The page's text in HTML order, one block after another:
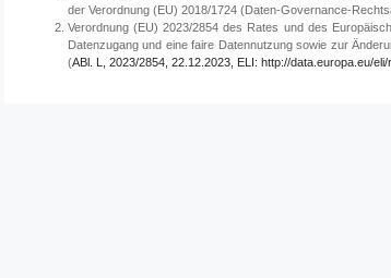
der Verordnung (EU) 2018/1724 (Daten-Governance-
Verordnung (EU) 2023/2854 des Rates und des
Datenzugang und eine faire Datennutzung sowie zur
(ABl. L, 2023/2854, 22.12.2023, ELI: http://data.europa.eu/